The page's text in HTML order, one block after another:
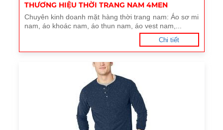
THƯƠNG HIỆU THỜI TRANG NAM 4MEN
Chuyên kinh doanh mặt hàng thời trang nam: Áo sơ mi
nam, áo khoác nam, áo thun nam, áo vest nam,...
Chi tiết